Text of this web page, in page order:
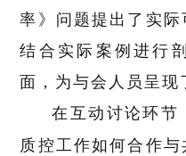
率》问题提出了实
结合实际案例进行
面，为与会人员呈现
在互动讨论环节
质控工作如何合作